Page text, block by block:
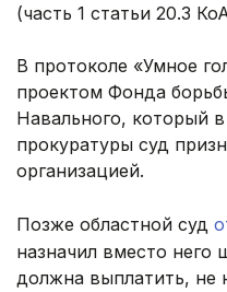
(часть 1 статьи 20.3
В протоколе «Умное
проектом Фонда
Навального, который
прокуратуры суд
организацией.
Позже областной суд
назначил вместо
должна выплатить, не